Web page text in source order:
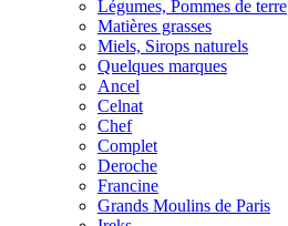
Légumes, Pommes de terre
Matières grasses
Miels, Sirops naturels
Quelques marques
Ancel
Celnat
Chef
Complet
Deroche
Francine
Grands Moulins de Paris